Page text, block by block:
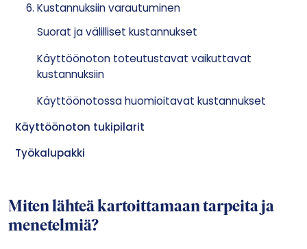
6. Kustannuksiin varautuminen
Suorat ja välilliset kustannukset
Käyttöönoton toteutustavat vaikuttavat
kustannuksiin
Käyttöönotossa huomioitavat kustannukset
Käyttöönoton tukipilarit
Työkalupakki
Miten lähteä kartoittamaan tarpeita ja
menetelmiä?